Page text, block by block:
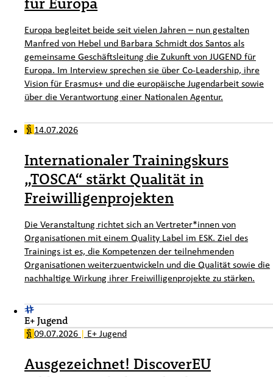
Europa begleitet beide seit vielen Jahren – nun gestalten
Manfred von Hebel und Barbara Schmidt dos Santos als
gemeinsame Geschäftsleitung die Zukunft von JUGEND für
Europa. Im Interview sprechen sie über Co-Leadership, ihre
Vision für Erasmus+ und die europäische Jugendarbeit sowie
über die Verantwortung einer Nationalen Agentur.
14.07.2026
Internationaler Trainingskurs
„TOSCA“ stärkt Qualität in
Freiwilligenprojekten
Die Veranstaltung richtet sich an Vertreter*innen von
Organisationen mit einem Quality Label im ESK. Ziel des
Trainings ist es, die Kompetenzen der teilnehmenden
Organisationen weiterzuentwickeln und die Qualität sowie die
nachhaltige Wirkung ihrer Freiwilligenprojekte zu stärken.
E+ Jugend
09.07.2026 | E+ Jugend
Ausgezeichnet! DiscoverEU